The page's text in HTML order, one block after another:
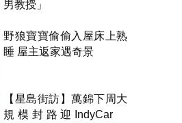
男教授」
野狼寶寶偷偷入屋床上熟
睡 屋主返家遇奇景
【星島街訪】萬錦下周大
規模封路迎IndyCar